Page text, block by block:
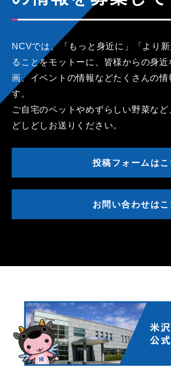
NCVでは、「もっと身近に」「より
ることをモットーに、皆様からの身
画、イベントの情報などたくさんの
す。
ご自宅のペットやめずらしい野菜など
どしどしお送りください。
投稿フォームはこ
お問い合わせはこ